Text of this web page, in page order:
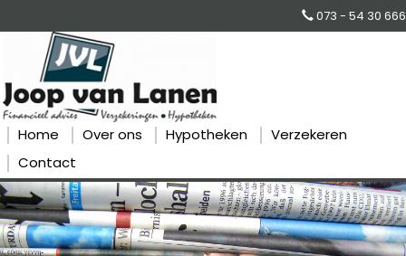
073 - 54 30 666
Home Over ons Hypotheken
Verzekeren
Contact